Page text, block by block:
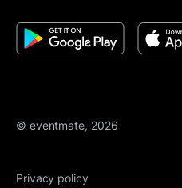
© eventmate, 2026
Privacy policy